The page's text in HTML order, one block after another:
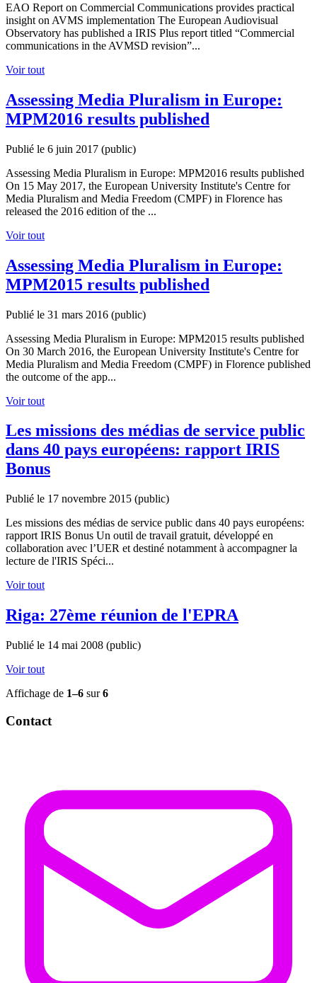
EAO Report on Commercial Communications provides practical
insight on AVMS implementation The European Audiovisual
Observatory has published a IRIS Plus report titled “Commercial
communications in the AVMSD revision”...
Voir tout
Assessing Media Pluralism in Europe:
MPM2016 results published
Publié le 6 juin 2017 (public)
Assessing Media Pluralism in Europe: MPM2016 results published
On 15 May 2017, the European University Institute's Centre for
Media Pluralism and Media Freedom (CMPF) in Florence has
released the 2016 edition of the ...
Voir tout
Assessing Media Pluralism in Europe:
MPM2015 results published
Publié le 31 mars 2016 (public)
Assessing Media Pluralism in Europe: MPM2015 results published
On 30 March 2016, the European University Institute's Centre for
Media Pluralism and Media Freedom (CMPF) in Florence published
the outcome of the app...
Voir tout
Les missions des médias de service public
dans 40 pays européens: rapport IRIS
Bonus
Publié le 17 novembre 2015 (public)
Les missions des médias de service public dans 40 pays européens:
rapport IRIS Bonus Un outil de travail gratuit, développé en
collaboration avec l’UER et destiné notamment à accompagner la
lecture de l'IRIS Spéci...
Voir tout
Riga: 27ème réunion de l'EPRA
Publié le 14 mai 2008 (public)
Voir tout
Affichage de 1–6 sur6
Contact